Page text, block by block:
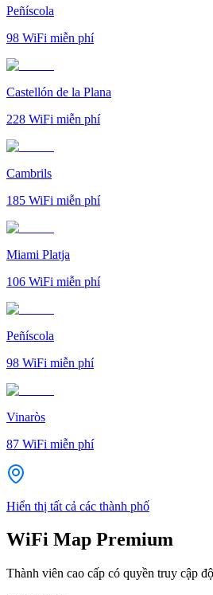
Peñíscola
98 WiFi miễn phí
Castellón de la Plana
228 WiFi miễn phí
Cambrils
185 WiFi miễn phí
Miami Platja
106 WiFi miễn phí
Peñíscola
98 WiFi miễn phí
Vinaròs
87 WiFi miễn phí
Hiển thị tất cả các thành phố
WiFi Map Premium
Thành viên cao cấp có quyền truy cập